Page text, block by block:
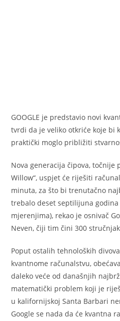
GOOGLE je predstavio novi
tvrdi da je veliko otkriće koje bi
praktički moglo približiti
Nova generacija čipova, točnije
Willow“, uspjet će riješiti
minuta, za što bi trenutačno
trebalo deset septilijuna godina
mjerenjima), rekao je osnivač
Neven, čiji tim čini 300
Poput ostalih tehnoloških
kvantnome računalstvu,
daleko veće od današnjih
matematički problem koji je
u kalifornijskoj Santa Barbari
Google se nada da će kvantna